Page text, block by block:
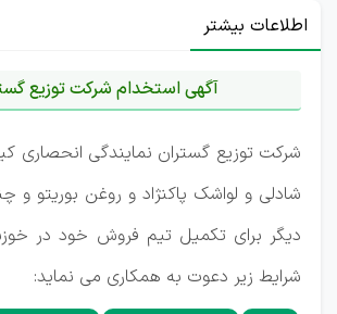
اطلاعات بیشتر
آگهی استخدام شرکت توزیع
شرکت توزیع گستران نمایندگی انحصاری
شادلی و لواشک پاکنژاد و روغن بوریتو و
دیگر برای تکمیل تیم فروش خود در
شرایط زیر دعوت به همکاری می نماید: